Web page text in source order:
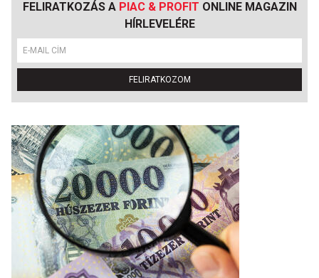
FELIRATKOZÁS A PIAC & PROFIT ONLINE MAGAZIN
HÍRLEVELÉRE
FELIRATKOZOM